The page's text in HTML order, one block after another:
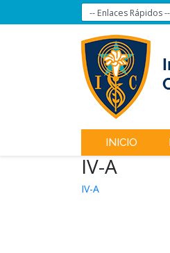
INICIO
IV-A
IV-A